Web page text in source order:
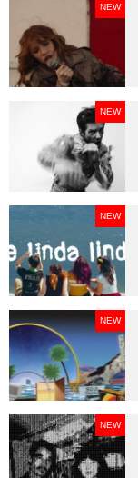
NEW
NEW
NEW
NEW
NEW